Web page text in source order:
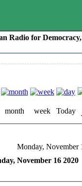
Radio for Democracy,
month week Today
Monday, November
November 16 2020